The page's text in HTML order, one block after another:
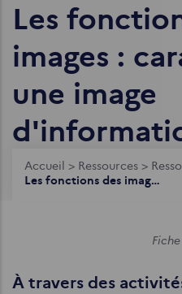
Les
images :
une image
Fil
Accueil > Ressources >
Les fonctions des images : caractériser une image d'information
À travers des